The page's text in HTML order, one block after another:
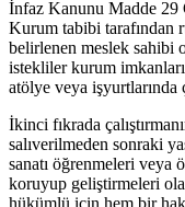
İnfaz Kanunu Madde 29
Kurum tabibi tarafından
belirlenen meslek sahibi
istekliler kurum
atölye veya işyurtlarında
İkinci fıkrada
salıverilmeden sonraki
sanatı öğrenmeleri veya
koruyup geliştirmeleri